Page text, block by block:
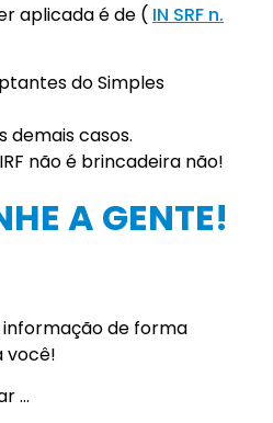
aplicada é de ( IN SRF n.
do Simples
demais casos.
não é brincadeira não!
A GENTE!
informação de forma
você!
…